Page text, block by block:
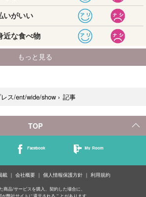
ス/ent/wide/show › 記事
TOP
Facebook My Room
載 会社概要 個人情報保護方針 利用規約
商品/サービスを購入、契約した場合に、